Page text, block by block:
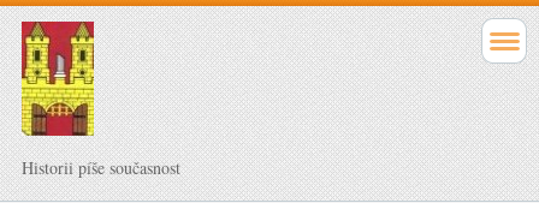
Historii píše současnost